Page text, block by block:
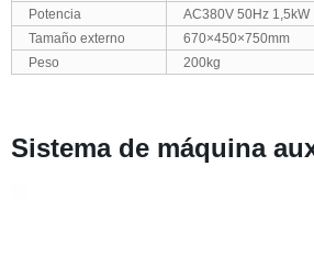
Potencia AC380V 50Hz 1,5kW
Tamaño externo
670×450×750mm
Peso
200kg
Sistema de máquina